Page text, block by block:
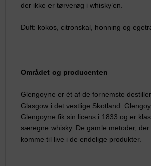
der ikke er tørverøg i whisky’en.
Duft: kokos, citronskal, honning og
Området og producenten
Glengoyne er ét af de fornemste
Glasgow i det vestlige Skotland.
Glengoyne fik sin licens i 1833 og er
særegne whisky. De gamle metoder,
komme til live i de endelige produkter.